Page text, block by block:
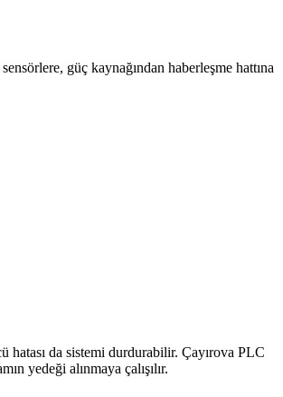
güç kaynağından haberleşme hattına
hatası da sistemi durdurabilir. Çayırova PLC
yedeği alınmaya çalışılır.